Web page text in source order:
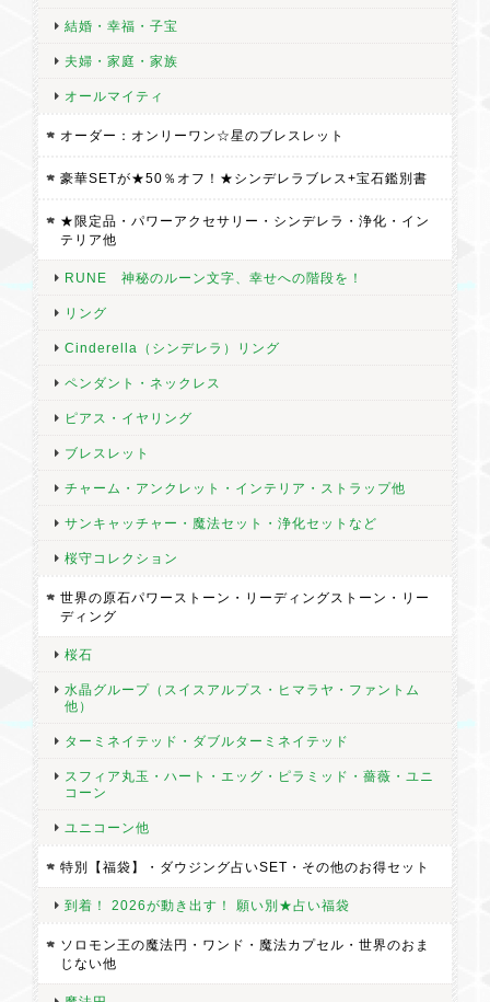
結婚・幸福・子宝
夫婦・家庭・家族
オールマイティ
オーダー：オンリーワン☆星のブレスレット
豪華SETが★50％オフ！★シンデレラブレス+宝石鑑別書
★限定品・パワーアクセサリー・シンデレラ・浄化・イン
テリア他
RUNE 神秘のルーン文字、幸せへの階段を！
リング
Cinderella（シンデレラ）リング
ペンダント・ネックレス
ピアス・イヤリング
ブレスレット
チャーム・アンクレット・インテリア・ストラップ他
サンキャッチャー・魔法セット・浄化セットなど
桜守コレクション
世界の原石パワーストーン・リーディングストーン・リー
ディング
桜石
水晶グループ（スイスアルプス・ヒマラヤ・ファントム
他）
ターミネイテッド・ダブルターミネイテッド
スフィア丸玉・ハート・エッグ・ピラミッド・薔薇・ユニ
コーン
ユニコーン他
特別【福袋】・ダウジング占いSET・その他のお得セット
到着！ 2026が動き出す！ 願い別★占い福袋
ソロモン王の魔法円・ワンド・魔法カプセル・世界のおま
じない他